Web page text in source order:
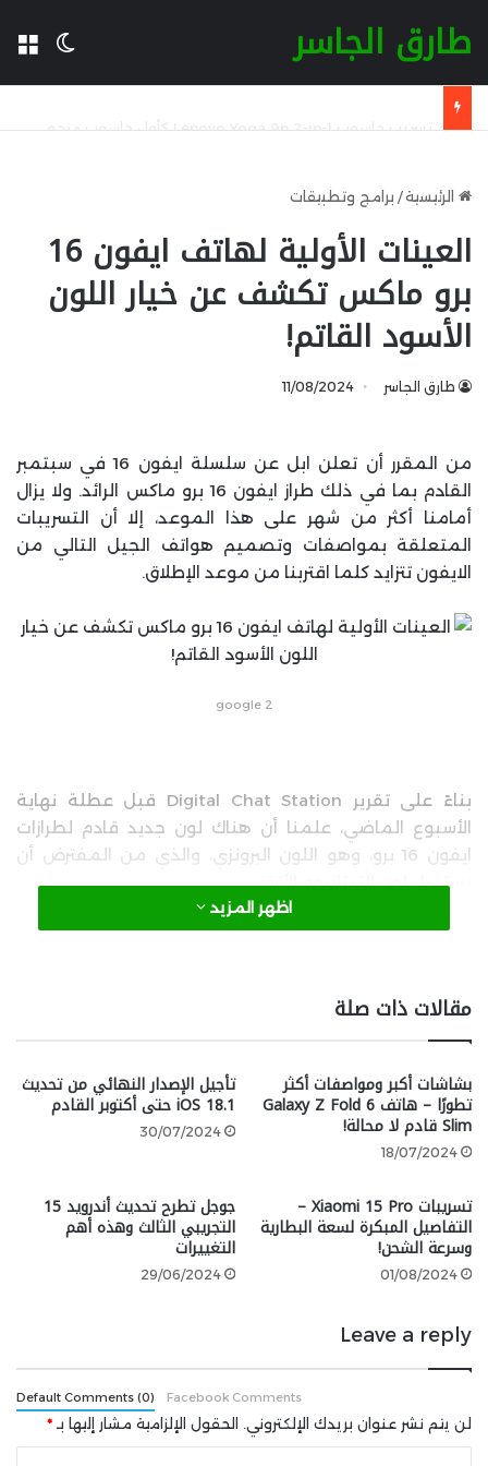
طارق الجاسر
الرئيسية/ برامج وتطبيقات
العينات الأولية لهاتف ايفون 16
برو ماكس تكشف عن خيار اللون
الأسود القاتم!
طارق الجاسر 11/08/2024
من المقرر أن تعلن ابل عن سلسلة ايفون 16 في سبتمبر
القادم بما في ذلك طراز ايفون 16 برو ماكس الرائد. ولا يزال
أمامنا أكثر من شهر على هذا الموعد، إلا أن التسريبات
المتعلقة بمواصفات وتصميم هواتف الجيل التالي من
الايفون تتزايد كلما اقتربنا من موعد الإطلاق.
google 2
بناءً على تقرير Digital Chat Station قبل عطلة نهاية
الأسبوع الماضي، علمنا أن هناك لون جديد قادم لطرازات
ايفون 16 برو، وهو اللون البرونزي، والذي من المفترض أن
يستبدل لون التيتانيوم الأزرق.
اليوم، لدينا تسريب جديد من موقع MacRumors نقلاً عن
يُمكنكم رؤية خيارات الألوان الأربعة في الصورة أعلاه، والتي
يظهر فيها الهاتف باللون التيتانيوم الطبيعي/الرمادي،
والتيتانيوم الأبيض، والتيتانيوم الأسود. اللون الجديد هذه
المرة هو التيتانيوم الوردي.
إلى وجود لون برونزي جديد، والدليل على ذلك أن التسريب
الجديد يؤكد على أن لون التيتانيوم الوردي هو اللون الذي
سيستبدل لون التيتانيوم الأزرق.
اظهر المزيد
مقالات ذات صلة
بشاشات أكبر ومواصفات أكثر
تطورًا – هاتف Galaxy Z Fold 6
Slim قادم لا محالة!
18/07/2024
تأجيل الإصدار النهائي من تحديث
iOS 18.1 حتى أكتوبر القادم
30/07/2024
تسريبات Xiaomi 15 Pro –
التفاصيل المبكرة لسعة البطارية
وسرعة الشحن!
01/08/2024
جوجل تطرح تحديث أندرويد 15
التجريبي الثالث وهذه أهم
التغييرات
29/06/2024
Leave a reply
Default Comments (0) Facebook Comments
لن يتم نشر عنوان بريدك الإلكتروني. الحقول الإلزامية مشار إليها بـ *